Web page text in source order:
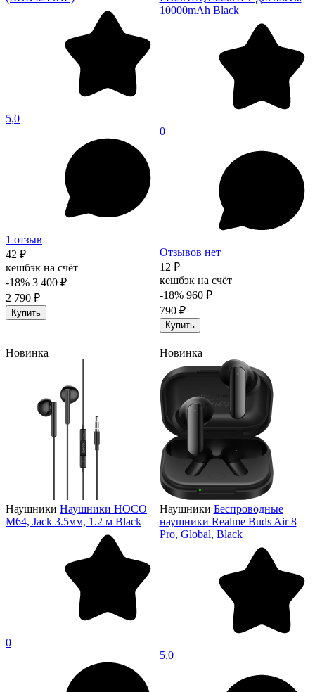
5,0
1 отзыв
42 ₽
кешбэк на счёт
-18% 3 400 ₽
2 790 ₽
Купить
10000mAh Black
0
Отзывов нет
12 ₽
кешбэк на счёт
-18% 960 ₽
790 ₽
Купить
Новинка
Наушники Наушники HOCO
M64, Jack 3.5мм, 1.2 м Black
0
Новинка
Наушники Беспроводные
наушники Realme Buds Air 8
Pro, Global, Black
5,0